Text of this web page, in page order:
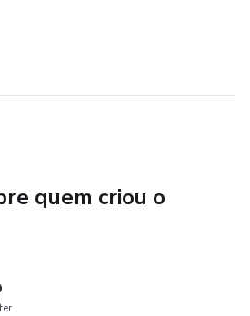
quem criou o